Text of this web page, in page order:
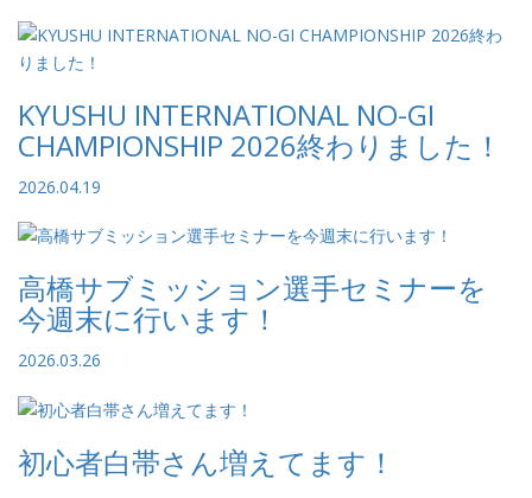
KYUSHU INTERNATIONAL NO-GI
CHAMPIONSHIP 2026終わりました！
2026.04.19
高橋サブミッション選手セミナーを
今週末に行います！
2026.03.26
初心者白帯さん増えてます！